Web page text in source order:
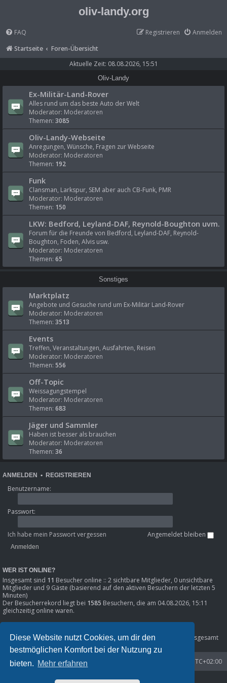
Diese Website nutzt Cookies, um dir den
bestmöglichen Komfort bei der Nutzung zu
bieten. Mehr erfahren
oliv-landy.org
FAQ Anmelden
Registrieren
Startseite
Foren-Übersicht
Aktuelle Zeit: 08.08.2026, 15:51
Oliv-Landy
Ex-Militär-Land-Rover
Alles rund um das beste Auto der Welt
Moderator: Moderatoren
Themen: 3085
Oliv-Landy-Webseite
Anregungen, Wünsche, Fragen zur Webseite
Moderator: Moderatoren
Themen: 192
Funk
Clansman, Larkspur, SEM aber auch CB-Funk, PMR
Moderator: Moderatoren
Themen: 150
LKW: Bedford, Leyland-DAF, Reynold-Boughton uvm.
Forum für die Freunde von Bedford, Leyland-DAF, Reynold-
Boughton, Foden, Alvis usw.
Moderator: Moderatoren
Themen: 65
Sonstiges
Marktplatz
Angebote und Gesuche rund um Ex-Militär Land-Rover
Moderator: Moderatoren
Themen: 3513
Events
Treffen, Veranstaltungen, Ausfahrten, Reisen
Moderator: Moderatoren
Themen: 556
Off-Topic
Weissagungstempel
Moderator: Moderatoren
Themen: 683
Jäger und Sammler
Haben ist besser als brauchen
Moderator: Moderatoren
Themen: 36
ANMELDEN • REGISTRIEREN
Benutzername:
Passwort:
Ich habe mein Passwort vergessen Angemeldet bleiben
WER IST ONLINE?
Insgesamt sind 11 Besucher online :: 2 sichtbare Mitglieder, 0 unsichtbare
Mitglieder und 9 Gäste (basierend auf den aktiven Besuchern der letzten 5
Minuten)
Der Besucherrekord liegt bei 1585 Besuchern, die am 04.08.2026, 15:11
gleichzeitig online waren.
Beiträge insgesamt80301• Themen insgesamt8633• Mitglieder insgesamt
1216
• Unser neuestes Mitglied: Phil_SE
Startseite
Foren-Übersicht UTC+02:00
Powered byphpBB® Forum Software © phpBB Limited